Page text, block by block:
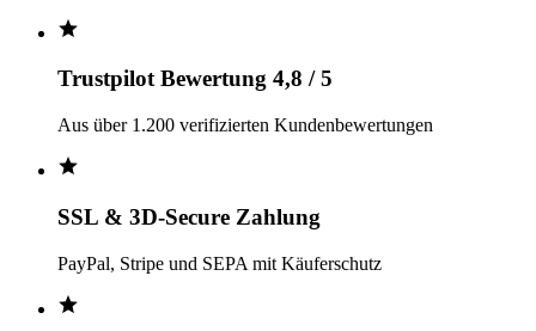
Trustpilot Bewertung 4,8 / 5
Aus über 1.200 verifizierten Kundenbewertungen
SSL & 3D-Secure Zahlung
PayPal, Stripe und SEPA mit Käuferschutz